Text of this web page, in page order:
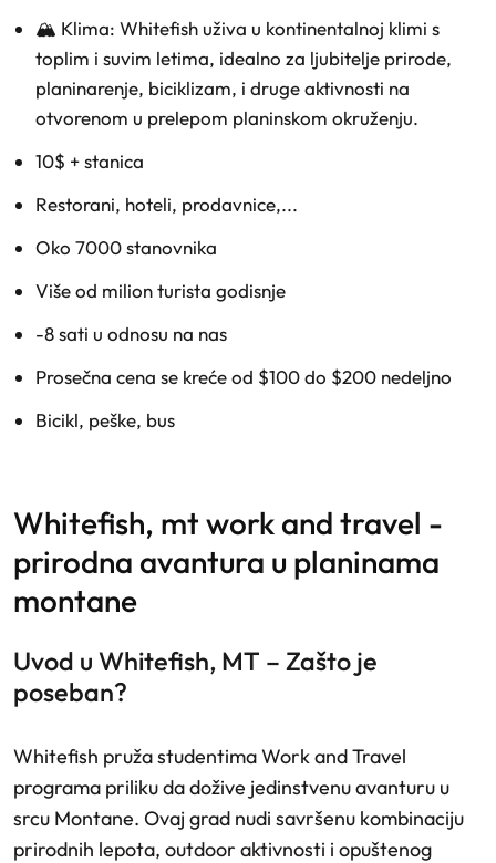
🏔️ Klima: Whitefish uživa u kontinentalnoj klimi s
toplim i suvim letima, idealno za ljubitelje prirode,
planinarenje, biciklizam, i druge aktivnosti na
otvorenom u prelepom planinskom okruženju.
10$ + stanica
Restorani, hoteli, prodavnice,...
Oko 7000 stanovnika
Više od milion turista godisnje
-8 sati u odnosu na nas
Prosečna cena se kreće od $100 do $200 nedeljno
Bicikl, peške, bus
whitefish, mt work and travel -
prirodna avantura u planinama
montane
Uvod u Whitefish, MT – Zašto je
poseban?
Whitefish pruža studentima Work and Travel
programa priliku da dožive jedinstvenu avanturu u
srcu Montane. Ovaj grad nudi savršenu kombinaciju
prirodnih lepota, outdoor aktivnosti i opuštenog